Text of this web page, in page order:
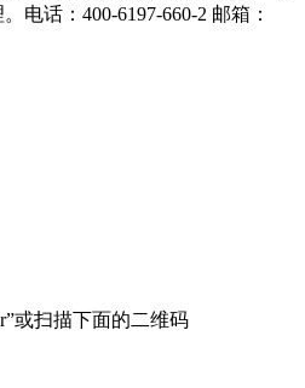
电话：400-6197-660-2 邮箱：
或扫描下面的二维码